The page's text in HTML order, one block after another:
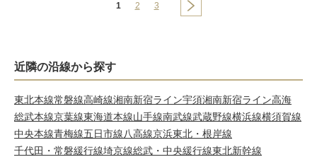
1 2 3
近隣の沿線から探す
東北本線常磐線高崎線湘南新宿ライン宇須湘南新宿ライン高海
総武本線京葉線東海道本線山手線南武線武蔵野線横浜線横須賀線
中央本線青梅線五日市線八高線京浜東北・根岸線
千代田・常磐緩行線埼京線総武・中央緩行線東北新幹線